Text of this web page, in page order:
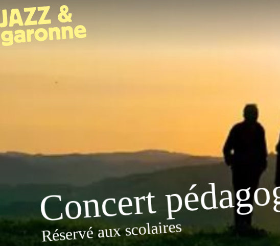
Concert
Réservé aux scolaires